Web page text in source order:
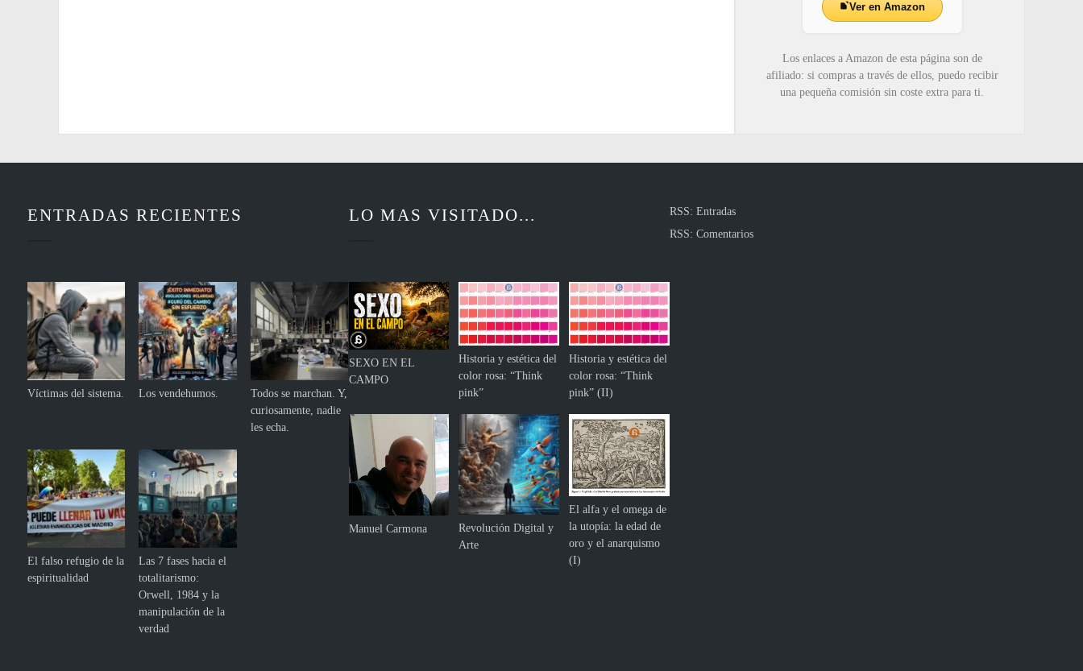
Ver en Amazon
Los enlaces a Amazon de esta página son de
afiliado: si compras a través de ellos, puedo recibir
una pequeña comisión sin coste extra para ti.
ENTRADAS RECIENTES
Víctimas del sistema. Los vendehumos.
Todos se marchan. Y,
curiosamente, nadie
les echa.
El falso refugio de la
espiritualidad
Las 7 fases hacia el
totalitarismo:
Orwell, 1984 y la
manipulación de la
verdad
LO MAS VISITADO...
SEXO EN EL
CAMPO
Historia y estética del
color rosa: “Think
pink”
Historia y estética del
color rosa: “Think
pink” (II)
Manuel Carmona
Revolución Digital y
Arte
El alfa y el omega de
la utopía: la edad de
oro y el anarquismo
(I)
RSS: Entradas
RSS: Comentarios